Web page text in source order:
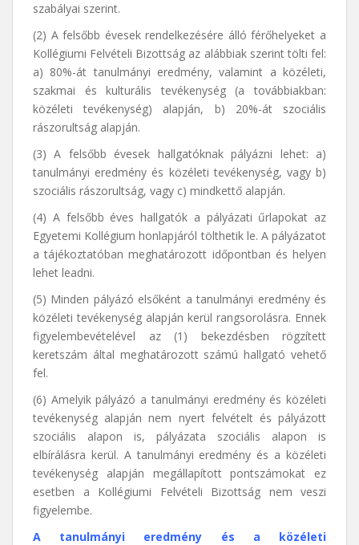
szabályai szerint.
(2) A felsőbb évesek rendelkezésére álló férőhelyeket a
Kollégiumi Felvételi Bizottság az alábbiak szerint tölti fel:
a) 80%-át tanulmányi eredmény, valamint a közéleti,
szakmai és kulturális tevékenység (a továbbiakban:
közéleti tevékenység) alapján, b) 20%-át szociális
rászorultság alapján.
(3) A felsőbb évesek hallgatóknak pályázni lehet: a)
tanulmányi eredmény és közéleti tevékenység, vagy b)
szociális rászorultság, vagy c) mindkettő alapján.
(4) A felsőbb éves hallgatók a pályázati űrlapokat az
Egyetemi Kollégium honlapjáról tölthetik le. A pályázatot
a tájékoztatóban meghatározott időpontban és helyen
lehet leadni.
(5) Minden pályázó elsőként a tanulmányi eredmény és
közéleti tevékenység alapján kerül rangsorolásra. Ennek
figyelembevételével az (1) bekezdésben rögzített
keretszám által meghatározott számú hallgató vehető
fel.
(6) Amelyik pályázó a tanulmányi eredmény és közéleti
tevékenység alapján nem nyert felvételt és pályázott
szociális alapon is, pályázata szociális alapon is
elbírálásra kerül. A tanulmányi eredmény és a közéleti
tevékenység alapján megállapított pontszámokat ez
esetben a Kollégiumi Felvételi Bizottság nem veszi
figyelembe.
A tanulmányi eredmény és a közéleti